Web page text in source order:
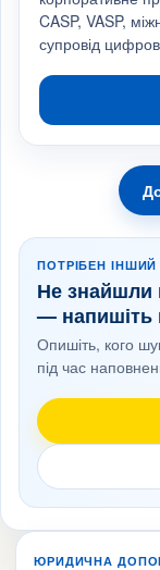
CASP, VASP,
супровід
ПОТРІБЕН ІНШИЙ
Не знайшли
— напишіть
Опишіть, кого
під час
ЮРИДИЧНА